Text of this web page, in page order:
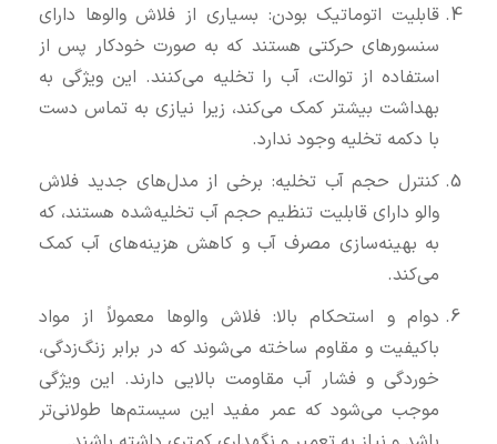
قابلیت اتوماتیک بودن: بسیاری از فلاش والوها دارای
سنسورهای حرکتی هستند که به صورت خودکار پس از
استفاده از توالت، آب را تخلیه می‌کنند. این ویژگی به
بهداشت بیشتر کمک می‌کند، زیرا نیازی به تماس دست
با دکمه تخلیه وجود ندارد.
کنترل حجم آب تخلیه: برخی از مدل‌های جدید فلاش
والو دارای قابلیت تنظیم حجم آب تخلیه‌شده هستند، که
به بهینه‌سازی مصرف آب و کاهش هزینه‌های آب کمک
می‌کند.
دوام و استحکام بالا: فلاش والوها معمولاً از مواد
باکیفیت و مقاوم ساخته می‌شوند که در برابر زنگ‌زدگی،
خوردگی و فشار آب مقاومت بالایی دارند. این ویژگی
موجب می‌شود که عمر مفید این سیستم‌ها طولانی‌تر